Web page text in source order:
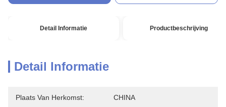
Detail Informatie Productbeschrijving
Detail Informatie
Plaats Van Herkomst: CHINA